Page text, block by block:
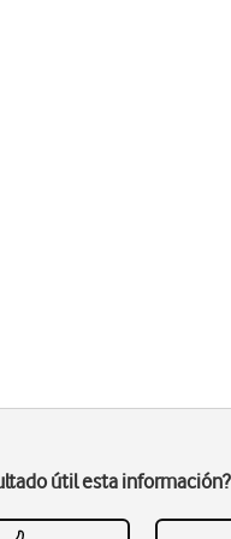
útil esta información?